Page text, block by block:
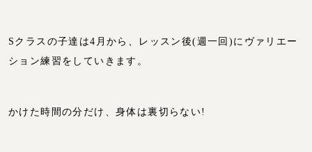
Sクラスの子達は4月から、レッスン後(週一回)にヴァリエー
ション練習をしていきます。
かけた時間の分だけ、身体は裏切らない!